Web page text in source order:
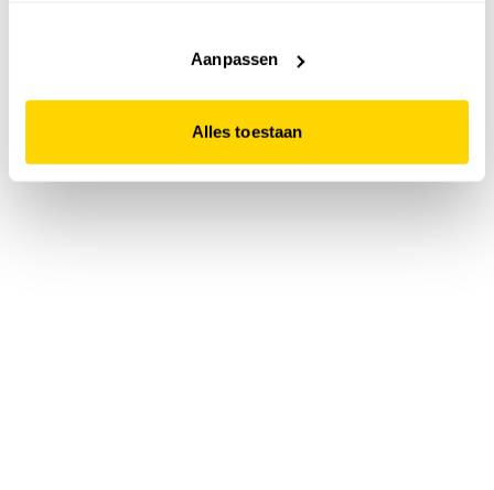
website niet optimaal functioneert.
Aanpassen
Alles toestaan